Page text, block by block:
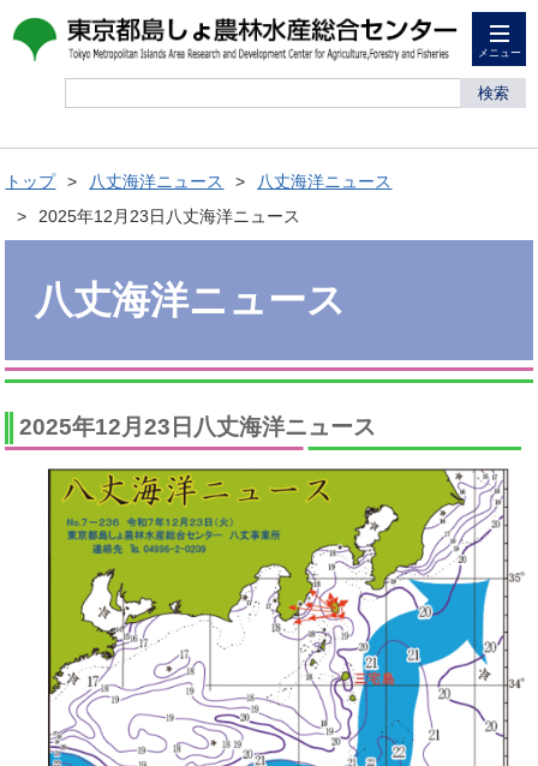
メニュー
検索
トップ 八丈海洋ニュース
八丈海洋ニュース
2025年12月23日八丈海洋ニュース
八丈海洋ニュース
2025年12月23日八丈海洋ニュース